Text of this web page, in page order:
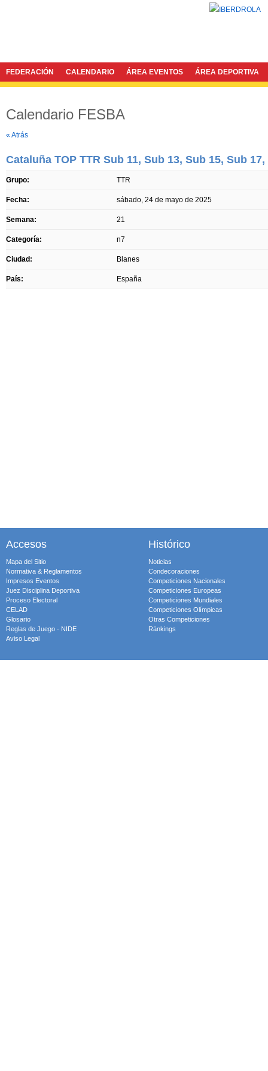
FEDERACIÓN CALENDARIO ÁREA EVENTOS ÁREA DEPORTIVA
Calendario FESBA
« Atrás
Cataluña TOP TTR Sub 11, Sub 13, Sub 15, Sub
Grupo: TTR
Fecha: sábado, 24 de mayo de 2025
Semana: 21
Categoría: n7
Ciudad: Blanes
País: España
Accesos
Mapa del Sitio
Normativa & Reglamentos
Impresos Eventos
Juez Disciplina Deportiva
Proceso Electoral
CELAD
Glosario
Reglas de Juego - NIDE
Aviso Legal
Histórico
Noticias
Condecoraciones
Competiciones Nacionales
Competiciones Europeas
Competiciones Mundiales
Competiciones Olímpicas
Otras Competiciones
Ránkings